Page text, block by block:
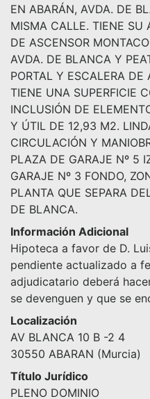
EN ABARÁN, AVDA. DE
MISMA CALLE. TIENE SU
DE ASCENSOR
AVDA. DE BLANCA Y
PORTAL Y ESCALERA
TIENE UNA SUPERFICIE
INCLUSIÓN DE
Y ÚTIL DE 12,93 M2.
CIRCULACIÓN Y
PLAZA DE GARAJE Nº 5
GARAJE Nº 3 FONDO,
PLANTA QUE SEPARA
DE BLANCA.
Información Adicional
Hipoteca a favor de D.
pendiente actualizado a
adjudicatario deberá
se devenguen y que se
Localización
AV BLANCA 10 B -2 4
30550 ABARAN (Murcia)
Título Jurídico
PLENO DOMINIO